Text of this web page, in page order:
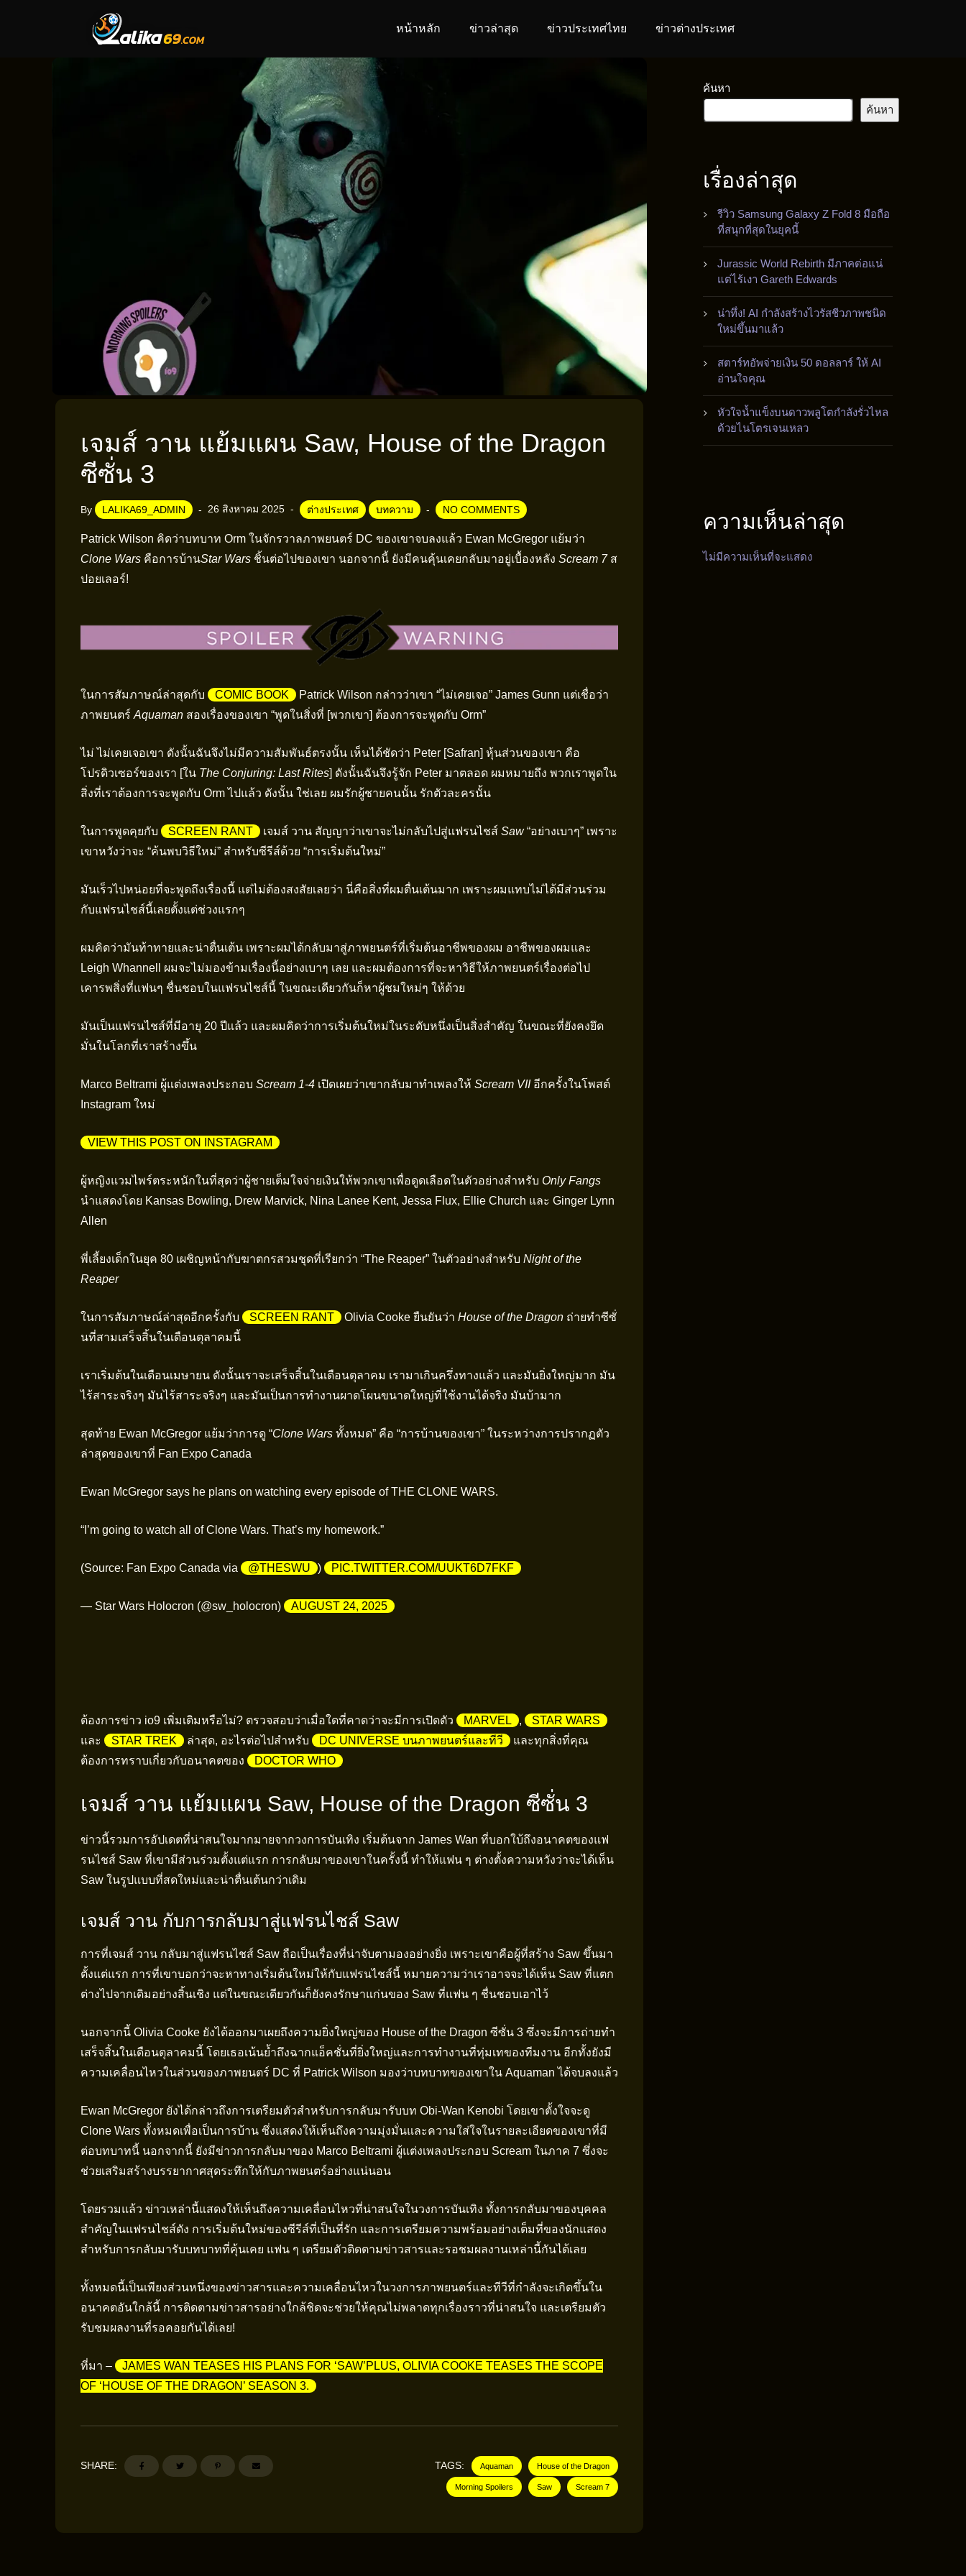
หน้าหลัก ข่าวล่าสุด ข่าวประเทศไทย ข่าวต่างประเทศ
เจมส์ วาน แย้มแผน Saw, House of the Dragon
ซีซั่น 3
By LALIKA69_ADMIN 26 สิงหาคม 2025 ต่างประเทศ บทความ NO COMMENTS
Patrick Wilson คิดว่าบทบาท Orm ในจักรวาลภาพยนตร์ DC ของเขาจบลงแล้ว Ewan McGregor แย้มว่า
Clone Wars คือการบ้านStar Wars ชิ้นต่อไปของเขา นอกจากนี้ ยังมีคนคุ้นเคยกลับมาอยู่เบื้องหลัง Scream 7ส
ปอยเลอร์!
ในการสัมภาษณ์ล่าสุดกับ COMIC BOOK
Patrick Wilson กล่าวว่าเขา “ไม่เคยเจอ” James Gunn แต่เชื่อว่า
ภาพยนตร์ Aquaman สองเรื่องของเขา “พูดในสิ่งที่ [พวกเขา] ต้องการจะพูดกับ Orm”
ไม่ ไม่เคยเจอเขา ดังนั้นฉันจึงไม่มีความสัมพันธ์ตรงนั้น เห็นได้ชัดว่า Peter [Safran] หุ้นส่วนของเขา คือ
โปรดิวเซอร์ของเรา [ใน The Conjuring: Last Rites] ดังนั้นฉันจึงรู้จัก Peter มาตลอด ผมหมายถึง พวกเราพูดใน
สิ่งที่เราต้องการจะพูดกับ Orm ไปแล้ว ดังนั้น ใช่เลย ผมรักผู้ชายคนนั้น รักตัวละครนั้น
ในการพูดคุยกับ SCREEN RANT เจมส์ วาน สัญญาว่าเขาจะไม่กลับไปสู่แฟรนไชส์ Saw“อย่างเบาๆ” เพราะ
เขาหวังว่าจะ “ค้นพบวิธีใหม่” สำหรับซีรีส์ด้วย “การเริ่มต้นใหม่”
มันเร็วไปหน่อยที่จะพูดถึงเรื่องนี้ แต่ไม่ต้องสงสัยเลยว่า นี่คือสิ่งที่ผมตื่นเต้นมาก เพราะผมแทบไม่ได้มีส่วนร่วม
กับแฟรนไชส์นี้เลยตั้งแต่ช่วงแรกๆ
ผมคิดว่ามันท้าทายและน่าตื่นเต้น เพราะผมได้กลับมาสู่ภาพยนตร์ที่เริ่มต้นอาชีพของผม อาชีพของผมและ
Leigh Whannell ผมจะไม่มองข้ามเรื่องนี้อย่างเบาๆ เลย และผมต้องการที่จะหาวิธีให้ภาพยนตร์เรื่องต่อไป
เคารพสิ่งที่แฟนๆ ชื่นชอบในแฟรนไชส์นี้ ในขณะเดียวกันก็หาผู้ชมใหม่ๆ ให้ด้วย
มันเป็นแฟรนไชส์ที่มีอายุ 20 ปีแล้ว และผมคิดว่าการเริ่มต้นใหม่ในระดับหนึ่งเป็นสิ่งสำคัญ ในขณะที่ยังคงยึด
มั่นในโลกที่เราสร้างขึ้น
Marco Beltrami ผู้แต่งเพลงประกอบ Scream 1-4 เปิดเผยว่าเขากลับมาทำเพลงให้ Scream VIIอีกครั้งในโพสต์
Instagram ใหม่
VIEW THIS POST ON INSTAGRAM
ผู้หญิงแวมไพร์ตระหนักในที่สุดว่าผู้ชายเต็มใจจ่ายเงินให้พวกเขาเพื่อดูดเลือดในตัวอย่างสำหรับ Only Fangs
นำแสดงโดย Kansas Bowling, Drew Marvick, Nina Lanee Kent, Jessa Flux, Ellie Church และ Ginger Lynn
Allen
พี่เลี้ยงเด็กในยุค 80 เผชิญหน้ากับฆาตกรสวมชุดที่เรียกว่า “The Reaper” ในตัวอย่างสำหรับ Night of the
Reaper
ในการสัมภาษณ์ล่าสุดอีกครั้งกับ SCREEN RANT Olivia Cooke ยืนยันว่า House of the Dragon ถ่ายทำซีซั่
นที่สามเสร็จสิ้นในเดือนตุลาคมนี้
เราเริ่มต้นในเดือนเมษายน ดังนั้นเราจะเสร็จสิ้นในเดือนตุลาคม เรามาเกินครึ่งทางแล้ว และมันยิ่งใหญ่มาก มัน
ไร้สาระจริงๆ มันไร้สาระจริงๆ และมันเป็นการทำงานผาดโผนขนาดใหญ่ที่ใช้งานได้จริง มันบ้ามาก
สุดท้าย Ewan McGregor แย้มว่าการดู “Clone Wars ทั้งหมด” คือ “การบ้านของเขา” ในระหว่างการปรากฏตัว
ล่าสุดของเขาที่ Fan Expo Canada
Ewan McGregor says he plans on watching every episode of THE CLONE WARS.
“I’m going to watch all of Clone Wars. That’s my homework.”
(Source: Fan Expo Canada via @THESWU ) PIC.TWITTER.COM/UUKT6D7FKF
— Star Wars Holocron (@sw_holocron) AUGUST 24, 2025
ต้องการข่าว io9 เพิ่มเติมหรือไม่? ตรวจสอบว่าเมื่อใดที่คาดว่าจะมีการเปิดตัว MARVEL ,
STAR WARS
และ
STAR TREK ล่าสุด, อะไรต่อไปสำหรับ DC UNIVERSE บนภาพยนตร์และทีวี
และทุกสิ่งที่คุณ
ต้องการทราบเกี่ยวกับอนาคตของ
DOCTOR WHO
เจมส์ วาน แย้มแผน Saw, House of the Dragon ซีซั่น 3
ข่าวนี้รวมการอัปเดตที่น่าสนใจมากมายจากวงการบันเทิง เริ่มต้นจาก James Wan ที่บอกใบ้ถึงอนาคตของแฟ
รนไชส์ Saw ที่เขามีส่วนร่วมตั้งแต่แรก การกลับมาของเขาในครั้งนี้ ทำให้แฟน ๆ ต่างตั้งความหวังว่าจะได้เห็น
Saw ในรูปแบบที่สดใหม่และน่าตื่นเต้นกว่าเดิม
เจมส์ วาน กับการกลับมาสู่แฟรนไชส์ Saw
การที่เจมส์ วาน กลับมาสู่แฟรนไชส์ Saw ถือเป็นเรื่องที่น่าจับตามองอย่างยิ่ง เพราะเขาคือผู้ที่สร้าง Saw ขึ้นมา
ตั้งแต่แรก การที่เขาบอกว่าจะหาทางเริ่มต้นใหม่ให้กับแฟรนไชส์นี้ หมายความว่าเราอาจจะได้เห็น Saw ที่แตก
ต่างไปจากเดิมอย่างสิ้นเชิง แต่ในขณะเดียวกันก็ยังคงรักษาแก่นของ Saw ที่แฟน ๆ ชื่นชอบเอาไว้
นอกจากนี้ Olivia Cooke ยังได้ออกมาเผยถึงความยิ่งใหญ่ของ House of the Dragon ซีซั่น 3 ซึ่งจะมีการถ่ายทำ
เสร็จสิ้นในเดือนตุลาคมนี้ โดยเธอเน้นย้ำถึงฉากแอ็คชั่นที่ยิ่งใหญ่และการทำงานที่ทุ่มเทของทีมงาน อีกทั้งยังมี
ความเคลื่อนไหวในส่วนของภาพยนตร์ DC ที่ Patrick Wilson มองว่าบทบาทของเขาใน Aquaman ได้จบลงแล้ว
Ewan McGregor ยังได้กล่าวถึงการเตรียมตัวสำหรับการกลับมารับบท Obi-Wan Kenobi โดยเขาตั้งใจจะดู
Clone Wars ทั้งหมดเพื่อเป็นการบ้าน ซึ่งแสดงให้เห็นถึงความมุ่งมั่นและความใส่ใจในรายละเอียดของเขาที่มี
ต่อบทบาทนี้ นอกจากนี้ ยังมีข่าวการกลับมาของ Marco Beltrami ผู้แต่งเพลงประกอบ Scream ในภาค 7 ซึ่งจะ
ช่วยเสริมสร้างบรรยากาศสุดระทึกให้กับภาพยนตร์อย่างแน่นอน
โดยรวมแล้ว ข่าวเหล่านี้แสดงให้เห็นถึงความเคลื่อนไหวที่น่าสนใจในวงการบันเทิง ทั้งการกลับมาของบุคคล
สำคัญในแฟรนไชส์ดัง การเริ่มต้นใหม่ของซีรีส์ที่เป็นที่รัก และการเตรียมความพร้อมอย่างเต็มที่ของนักแสดง
สำหรับการกลับมารับบทบาทที่คุ้นเคย แฟน ๆ เตรียมตัวติดตามข่าวสารและรอชมผลงานเหล่านี้กันได้เลย
ทั้งหมดนี้เป็นเพียงส่วนหนึ่งของข่าวสารและความเคลื่อนไหวในวงการภาพยนตร์และทีวีที่กำลังจะเกิดขึ้นใน
อนาคตอันใกล้นี้ การติดตามข่าวสารอย่างใกล้ชิดจะช่วยให้คุณไม่พลาดทุกเรื่องราวที่น่าสนใจ และเตรียมตัว
รับชมผลงานที่รอคอยกันได้เลย!
ที่มา –
JAMES WAN TEASES HIS PLANS FOR ‘SAW’PLUS, OLIVIA COOKE TEASES THE SCOPE
OF ‘HOUSE OF THE DRAGON’ SEASON 3.
SHARE: TAGS: Aquaman House of the Dragon
Morning Spoilers Saw Scream 7
ค้นหา
ค้นหา
เรื่องล่าสุด
รีวิว Samsung Galaxy Z Fold 8 มือถือ
ที่สนุกที่สุดในยุคนี้
Jurassic World Rebirth มีภาคต่อแน่
แต่ไร้เงา Gareth Edwards
น่าทึ่ง! AI กำลังสร้างไวรัสชีวภาพชนิด
ใหม่ขึ้นมาแล้ว
สตาร์ทอัพจ่ายเงิน 50 ดอลลาร์ ให้ AI
อ่านใจคุณ
หัวใจน้ำแข็งบนดาวพลูโตกำลังรั่วไหล
ด้วยไนโตรเจนเหลว
ความเห็นล่าสุด
ไม่มีความเห็นที่จะแสดง